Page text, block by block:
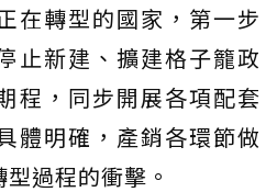
在轉型的國家，第一步
止新建、擴建格子籠政
程，同步開展各項配套
體明確，產銷各環節做
過程的衝擊。